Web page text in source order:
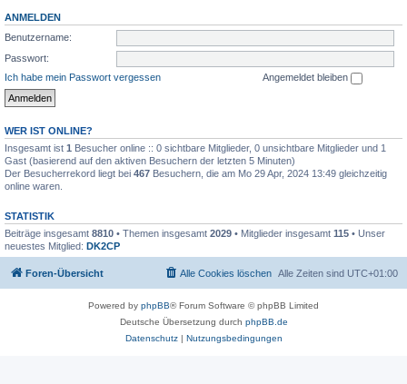
ANMELDEN
Benutzername:
Passwort:
Ich habe mein Passwort vergessen
Angemeldet bleiben
WER IST ONLINE?
Insgesamt ist 1 Besucher online :: 0 sichtbare Mitglieder, 0 unsichtbare Mitglieder und 1
Gast (basierend auf den aktiven Besuchern der letzten 5 Minuten)
Der Besucherrekord liegt bei 467 Besuchern, die am Mo 29 Apr, 2024 13:49 gleichzeitig
online waren.
STATISTIK
Beiträge insgesamt 8810 • Themen insgesamt 2029 • Mitglieder insgesamt 115 • Unser
neuestes Mitglied: DK2CP
Foren-Übersicht Alle Zeiten sind UTC+01:00
Alle Cookies löschen
Powered by phpBB® Forum Software © phpBB Limited
Deutsche Übersetzung durch phpBB.de
Datenschutz| Nutzungsbedingungen